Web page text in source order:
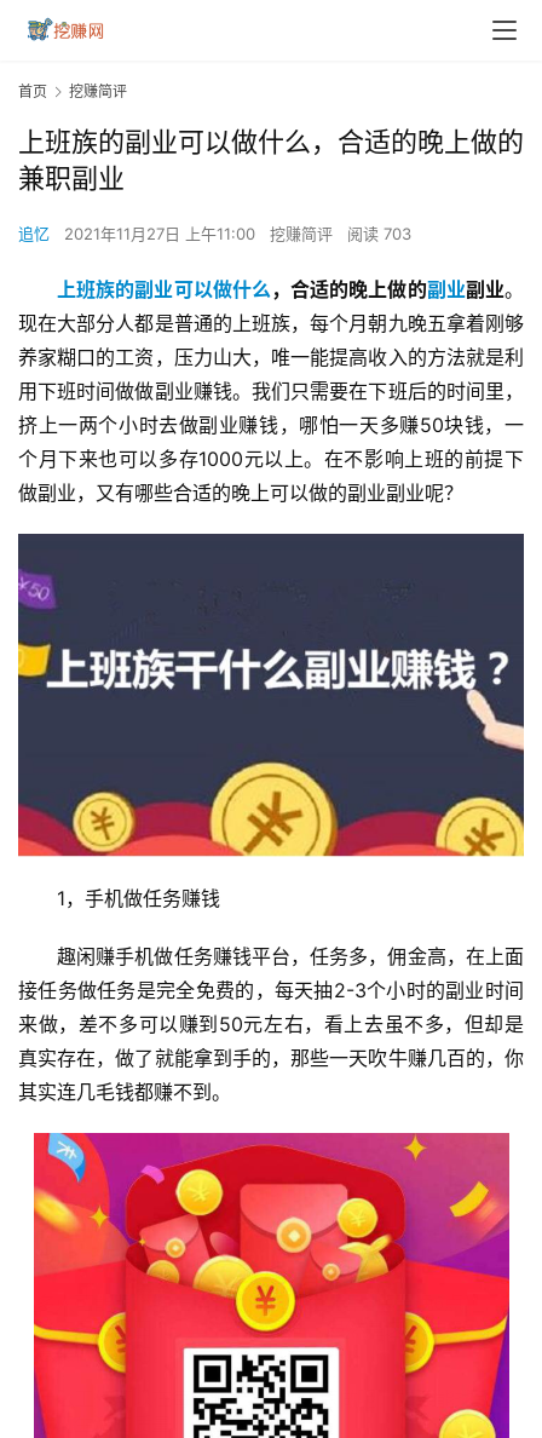
首页 挖赚简评
上班族的副业可以做什么，合适的晚上做的
兼职副业
追忆 2021年11月27日 上午11:00 挖赚简评 阅读 703
上班族的副业可以做什么，合适的晚上做的副业副业。
现在大部分人都是普通的上班族，每个月朝九晚五拿着刚够
养家糊口的工资，压力山大，唯一能提高收入的方法就是利
用下班时间做做副业赚钱。我们只需要在下班后的时间里，
挤上一两个小时去做副业赚钱，哪怕一天多赚50块钱，一
个月下来也可以多存1000元以上。在不影响上班的前提下
做副业，又有哪些合适的晚上可以做的副业副业呢？
1，手机做任务赚钱
趣闲赚手机做任务赚钱平台，任务多，佣金高，在上面
接任务做任务是完全免费的，每天抽2-3个小时的副业时间
来做，差不多可以赚到50元左右，看上去虽不多，但却是
真实存在，做了就能拿到手的，那些一天吹牛赚几百的，你
其实连几毛钱都赚不到。